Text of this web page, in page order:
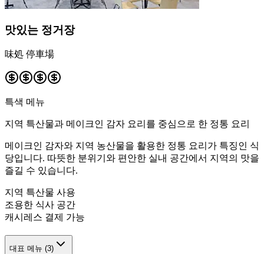
맛있는 정거장
味処 停車場
특색 메뉴
지역 특산물과 메이크인 감자 요리를 중심으로 한 정통 요리
메이크인 감자와 지역 농산물을 활용한 정통 요리가 특징인 식
당입니다. 따뜻한 분위기와 편안한 실내 공간에서 지역의 맛을
즐길 수 있습니다.
지역 특산물 사용
조용한 식사 공간
캐시레스 결제 가능
대표 메뉴 (3)